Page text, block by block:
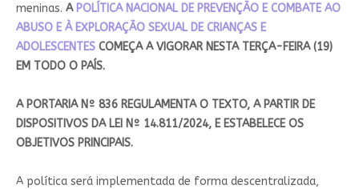
meninas. A POLÍTICA NACIONAL DE PREVENÇÃO E COMBATE AO
ABUSO E À EXPLORAÇÃO SEXUAL DE CRIANÇAS E
ADOLESCENTESCOMEÇA A VIGORAR NESTA TERÇA-FEIRA (19)
EM TODO O PAÍS​.
A PORTARIA Nº 836 REGULAMENTA O TEXTO, A PARTIR DE
DISPOSITIVOS DA LEI Nº 14.811/2024, E ESTABELECE OS
OBJETIVOS PRINCIPAIS.
A política será implementada de forma descentralizada,